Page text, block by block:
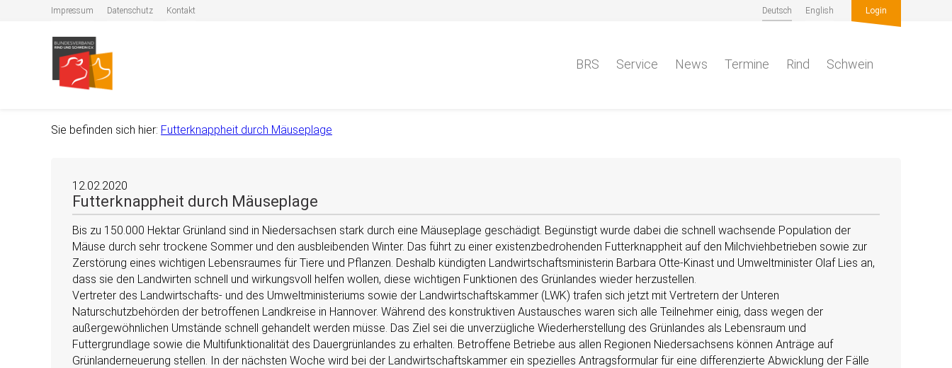
Impressum Datenschutz Kontakt Deutsch English Login
BRS Service News Termine Rind Schwein
Sie befinden sich hier: Futterknappheit durch Mäuseplage
12.02.2020
Futterknappheit durch Mäuseplage
Bis zu 150.000 Hektar Grünland sind in Niedersachsen stark durch eine Mäuseplage geschädigt. Begünstigt wurde dabei die schnell wachsende Population der
Mäuse durch sehr trockene Sommer und den ausbleibenden Winter. Das führt zu einer existenzbedrohenden Futterknappheit auf den Milchviehbetrieben sowie zur
Zerstörung eines wichtigen Lebensraumes für Tiere und Pflanzen. Deshalb kündigten Landwirtschaftsministerin Barbara Otte-Kinast und Umweltminister Olaf Lies an,
dass sie den Landwirten schnell und wirkungsvoll helfen wollen, diese wichtigen Funktionen des Grünlandes wieder herzustellen.
Vertreter des Landwirtschafts- und des Umweltministeriums sowie der Landwirtschaftskammer (LWK) trafen sich jetzt mit Vertretern der Unteren
Naturschutzbehörden der betroffenen Landkreise in Hannover. Während des konstruktiven Austausches waren sich alle Teilnehmer einig, dass wegen der
außergewöhnlichen Umstände schnell gehandelt werden müsse. Das Ziel sei die unverzügliche Wiederherstellung des Grünlandes als Lebensraum und
Futtergrundlage sowie die Multifunktionalität des Dauergrünlandes zu erhalten. Betroffene Betriebe aus allen Regionen Niedersachsens können Anträge auf
Grünlanderneuerung stellen. In der nächsten Woche wird bei der Landwirtschaftskammer ein spezielles Antragsformular für eine differenzierte Abwicklung der Fälle